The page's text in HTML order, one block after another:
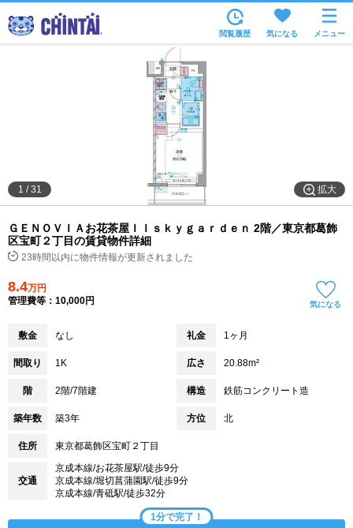
沿線・駅から
住所から
家賃相場から
通勤通学時間から
物件特集から
不動産会社から
TOP
閲覧履歴 気になる メニュー
拡大
1 /31
ＧＥＮＯＶＩＡお花茶屋ＩＩｓｋｙｇａｒｄｅｎ 2階／東京都葛飾
区宝町２丁目の賃貸物件詳細
23時間以内に物件情報が更新されました
8.4万円
管理費等：10,000円
気になる
敷金 なし 礼金 1ヶ月
間取り 1K 広さ 20.88m²
階 2階/7階建 構造 鉄筋コンクリート造
築年数 築3年 方位 北
住所 東京都葛飾区宝町２丁目
交通
京成本線/お花茶屋駅/徒歩9分
京成本線/堀切菖蒲園駅/徒歩9分
京成本線/青砥駅/徒歩32分
1分で完了！